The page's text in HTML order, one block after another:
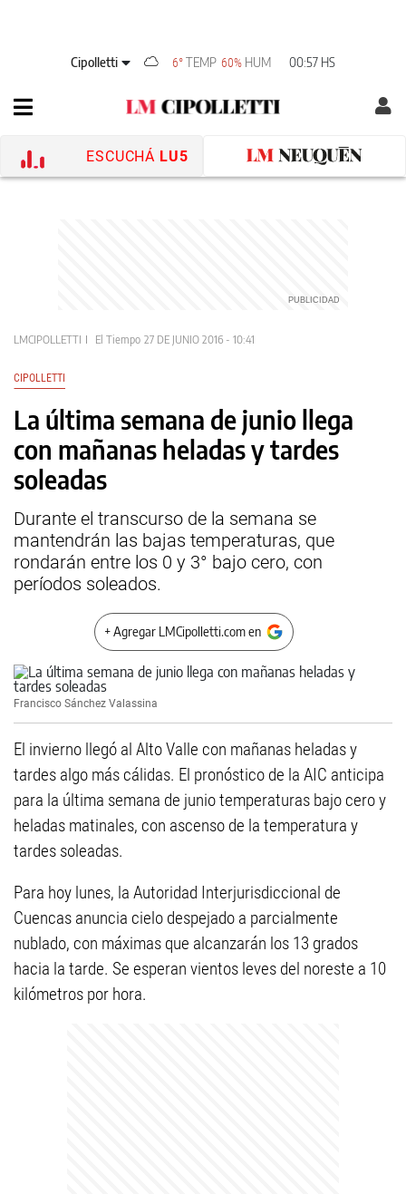
Cipolletti 6°TEMP 60% HUM 00:57 HS
ESCUCHÁ LU5
LMCIPOLLETTI El Tiempo 27 DE JUNIO 2016 - 10:41
CIPOLLETTI
La última semana de junio llega
con mañanas heladas y tardes
soleadas
Durante el transcurso de la semana se
mantendrán las bajas temperaturas, que
rondarán entre los 0 y 3° bajo cero, con
períodos soleados.
+ Agregar LMCipolletti.com en
Francisco Sánchez Valassina
El invierno llegó al Alto Valle con mañanas heladas y
tardes algo más cálidas. El pronóstico de la AIC anticipa
para la última semana de junio temperaturas bajo cero y
heladas matinales, con ascenso de la temperatura y
tardes soleadas.
Para hoy lunes, la Autoridad Interjurisdiccional de
Cuencas anuncia cielo despejado a parcialmente
nublado, con máximas que alcanzarán los 13 grados
hacia la tarde. Se esperan vientos leves del noreste a 10
kilómetros por hora.